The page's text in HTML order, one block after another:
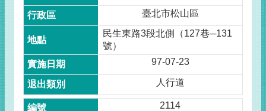
臺北市松山區
民生東路3段北側（127巷─131
號）
97-07-23
人行道
2114